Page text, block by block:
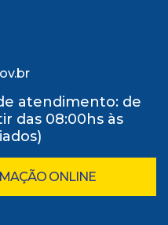
atendimento: de
das 08:00hs às
ONLINE